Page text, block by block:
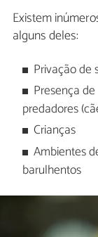
Existem
alguns deles:
Privação de
Presença de
predadores
Crianças
Ambientes
barulhentos